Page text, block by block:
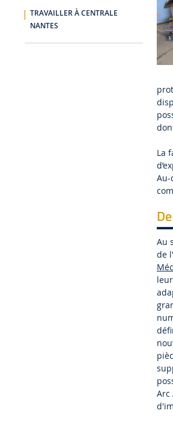
TRAVAILLER À CENTRALE
NANTES
La
Au
de l'
Arc